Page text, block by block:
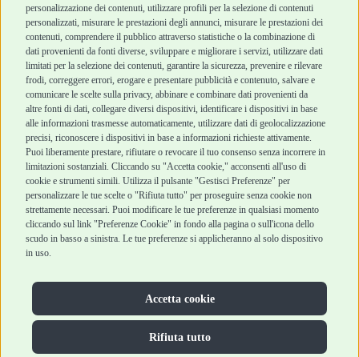
personalizzazione dei contenuti, utilizzare profili per la selezione di contenuti
personalizzati, misurare le prestazioni degli annunci, misurare le prestazioni dei
contenuti, comprendere il pubblico attraverso statistiche o la combinazione di
dati provenienti da fonti diverse, sviluppare e migliorare i servizi, utilizzare dati
limitati per la selezione dei contenuti, garantire la sicurezza, prevenire e rilevare
frodi, correggere errori, erogare e presentare pubblicità e contenuto, salvare e
comunicare le scelte sulla privacy, abbinare e combinare dati provenienti da
altre fonti di dati, collegare diversi dispositivi, identificare i dispositivi in base
alle informazioni trasmesse automaticamente, utilizzare dati di geolocalizzazione
precisi, riconoscere i dispositivi in base a informazioni richieste attivamente.
Puoi liberamente prestare, rifiutare o revocare il tuo consenso senza incorrere in
limitazioni sostanziali. Cliccando su "Accetta cookie," acconsenti all'uso di
cookie e strumenti simili. Utilizza il pulsante "Gestisci Preferenze" per
personalizzare le tue scelte o "Rifiuta tutto" per proseguire senza cookie non
strettamente necessari. Puoi modificare le tue preferenze in qualsiasi momento
cliccando sul link "Preferenze Cookie" in fondo alla pagina o sull'icona dello
scudo in basso a sinistra. Le tue preferenze si applicheranno al solo dispositivo
in uso.
Accetta cookie
Rifiuta tutto
Chi siamo
Punti vendita
Marchi
Blog
Assistenza Robinson
Pet Shop
Offerte
Promozioni
Recensioni Feedaty
Termini e condizioni
di vendita
Cashback
Metodi di
pagamento
Recesso e Reso
Spedizioni
Robinson Pet Shop S.r.l.
Via V. Giovanni Schiaparelli, 21 – 47122 Forlì (FC)
P.iva 04095130409 | REA: FO 329541
info@robinsonpetshop.it | Tel. 0543 096850
Copyright © 2025 Robinsonpetshop.it s.r.l. – Tutti i diritti
Privacy Policy|Cookie Policy